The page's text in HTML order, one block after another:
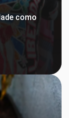
como